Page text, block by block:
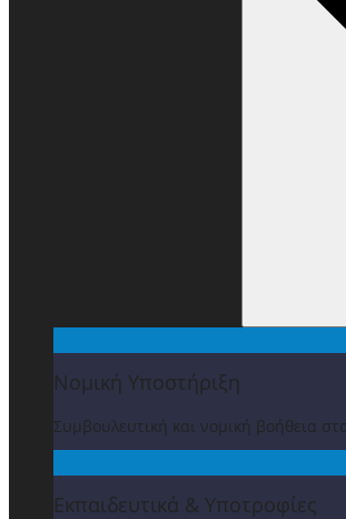
Νομική Υποστήριξη
Συμβουλευτική και νομική βοήθεια
Εκπαιδευτικά & Υποτροφίες